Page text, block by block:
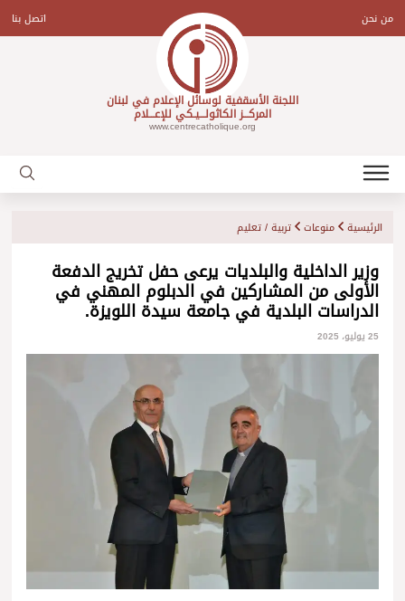
contentمن نحن اتصل بنا
اللجنة الأسقفية لوسائل الإعلام في لبنان
المركـــز الكاثولـــيـكي للإعـــلام
www.centrecatholique.org
الرئيسية منوعات تربية / تعليم
وزير الداخلية والبلديات يرعى حفل تخريج الدفعة
الأولى من المشاركين في الدبلوم المهني في
الدراسات البلدية في جامعة سيدة اللويزة.
25 يوليو، 2025